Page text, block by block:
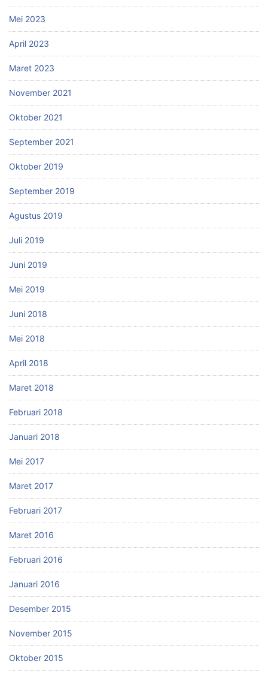
Mei 2023
April 2023
Maret 2023
November 2021
Oktober 2021
September 2021
Oktober 2019
September 2019
Agustus 2019
Juli 2019
Juni 2019
Mei 2019
Juni 2018
Mei 2018
April 2018
Maret 2018
Februari 2018
Januari 2018
Mei 2017
Maret 2017
Februari 2017
Maret 2016
Februari 2016
Januari 2016
Desember 2015
November 2015
Oktober 2015